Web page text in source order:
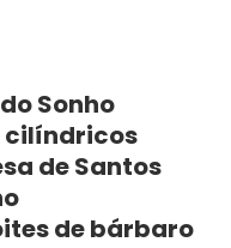
Sonho
cilíndricos
de Santos
de bárbaro